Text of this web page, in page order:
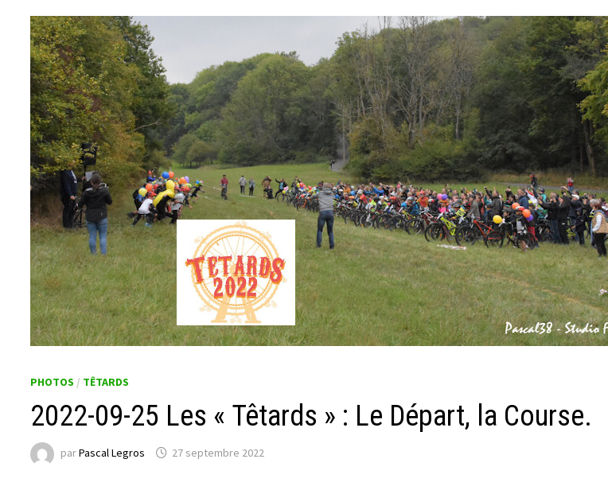
PHOTOS / TÊTARDS
2022-09-25 Les « Têtards » : Le Départ, la Course.
parPascal Legros 27 septembre 2022